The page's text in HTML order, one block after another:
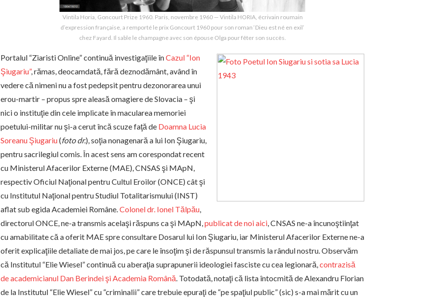
Vintila Horia, Goncourt Prize 1960. Paris, novembre 1960 — Vintila HORIA, écrivain roumain
d’expression française, a remporté le prix Goncourt 1960 pour son roman ‘Dieu est né en exil’
chez Fayard. Il sable le champagne avec son épouse Olga pour fêter son succès.
Portalul “Ziaristi Online” continuă investigaţiile înCazul “Ion
Şiugariu”, rămas, deocamdată, fără deznodământ, având în
vedere că nimeni nu a fost pedepsit pentru dezonorarea unui
erou-martir – propus spre aleasă omagiere de Slovacia – şi
nici o instituţie din cele implicate în macularea memoriei
poetului-militar nu şi-a cerut încă scuze faţă de Doamna Lucia
Soreanu Şiugariu(foto dr.), soţia nonagenară a lui Ion Şiugariu,
pentru sacrilegiul comis. În acest sens am corespondat recent
cu Ministerul Afacerilor Externe (MAE), CNSAS şi MApN,
respectiv Oficiul Naţional pentru Cultul Eroilor (ONCE) cât şi
cu Institutul Naţional pentru Studiul Totalitarismului (INST)
aflat sub egida Academiei Române. Coloneldr. Ionel Tălpău
directorul ONCE, ne-a transmis acelaşi răspuns ca şi MApN, publicat de noi aici , CNSAS ne-a încunoştiinţat
cu amabilitate că a oferit MAE spre consultare Dosarul lui Ion Şiugariu, iar Ministerul Afacerilor Externe ne-a
oferit explicaţiile detaliate de mai jos, pe care le însoţim şi de răspunsul transmis la rândul nostru. Observăm
că Institutul “Elie Wiesel” continuă cu aberaţia suprapunerii ideologiei fasciste cu cea legionară, contrazisă
de academicianul Dan Berindei şi Academia Română . Totodată, notaţi că lista întocmită de Alexandru Florian
de la Institutul “Elie Wiesel” cu “criminalii” care trebuie epuraţi de “pe spaţiul public” (sic) s-a mai mărit cu un